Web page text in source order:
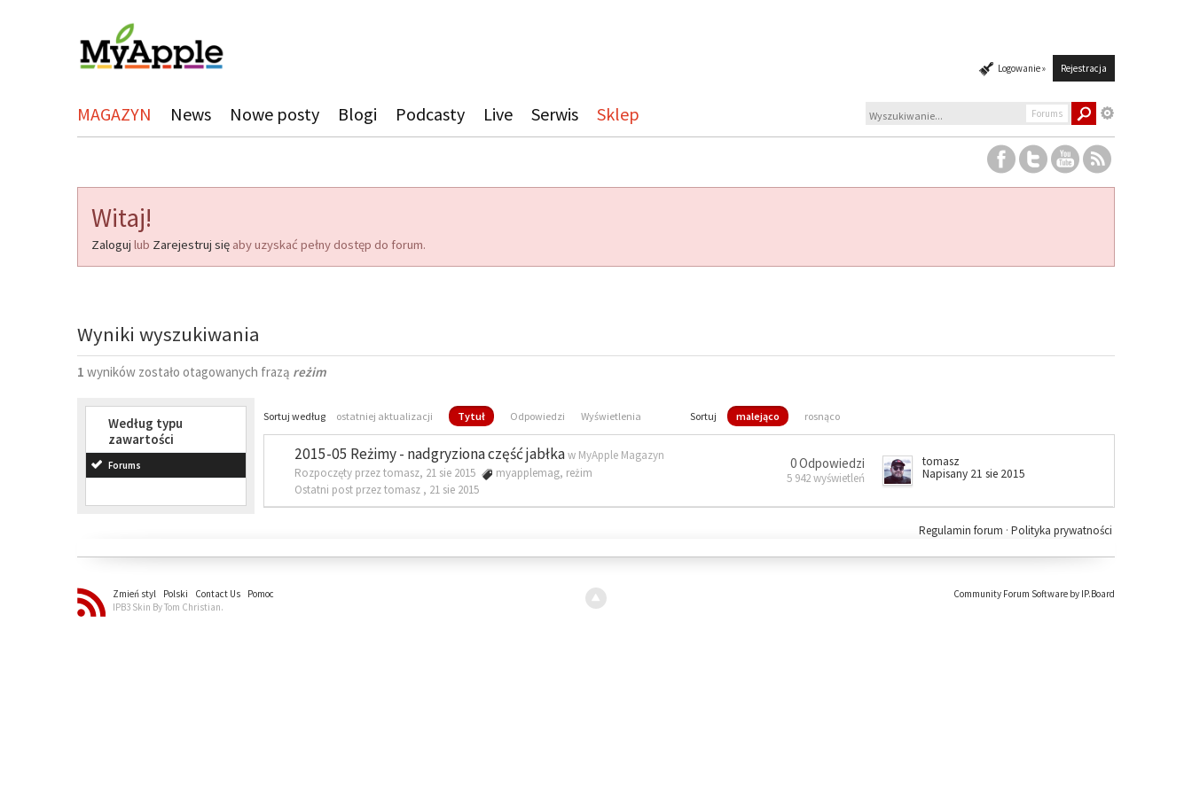
Logowanie » Rejestracja
MAGAZYN News Nowe posty Blogi Podcasty Live Serwis Sklep Forums
Witaj!
Zaloguj lub Zarejestruj się aby uzyskać pełny dostęp do forum.
Wyniki wyszukiwania
1 wyników zostało otagowanych frazą reżim
Według typu
zawartości
Forums
Sortuj według ostatniej aktualizacji Tytuł Odpowiedzi Wyświetlenia Sortuj malejąco rosnąco
2015-05 Reżimy - nadgryziona część jabłkaw MyApple Magazyn
Rozpoczęty przez tomasz, 21 sie 2015
myapplemag, reżim
Ostatni post przez tomasz , 21 sie 2015
0 Odpowiedzi
5 942 wyświetleń
tomasz
Napisany 21 sie 2015
Polityka prywatności
Regulamin forum ·
Zmień styl Polski Contact Us
Pomoc
IPB3 Skin By Tom Christian.
Community Forum Software by IP.Board